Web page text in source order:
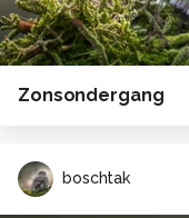
Zonsondergang
boschtak